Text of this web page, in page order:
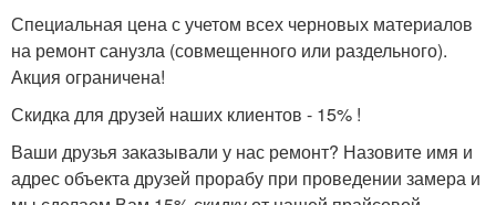
Специальная цена с учетом всех черновых материалов
на ремонт санузла (совмещенного или раздельного).
Акция ограничена!
Скидка для друзей наших клиентов - 15% !
Ваши друзья заказывали у нас ремонт? Назовите имя и
адрес объекта друзей прорабу при проведении замера и